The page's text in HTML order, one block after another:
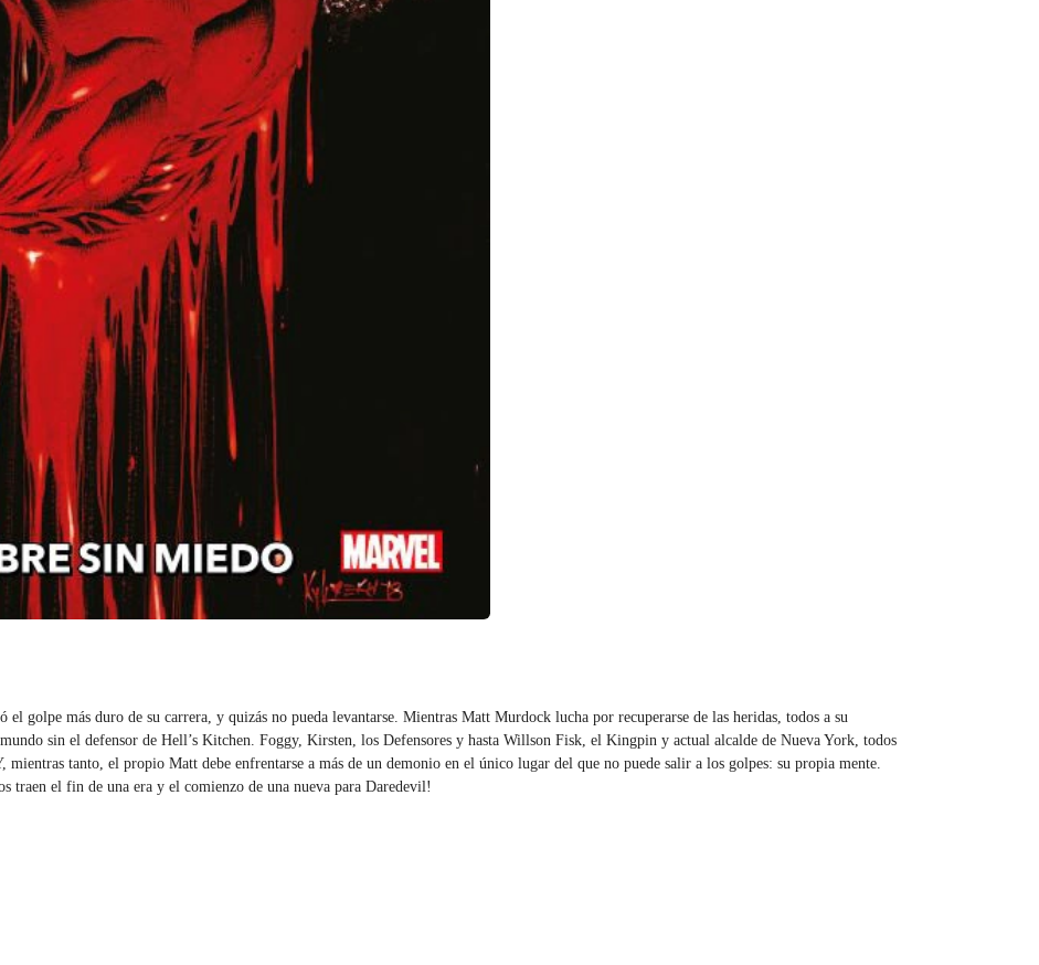
golpe más duro de su carrera, y quizás no pueda levantarse. Mientras Matt Murdock lucha por recuperarse de las heridas, todos a su
sin el defensor de Hell’s Kitchen. Foggy, Kirsten, los Defensores y hasta Willson Fisk, el Kingpin y actual alcalde de Nueva York, todos
mientras tanto, el propio Matt debe enfrentarse a más de un demonio en el único lugar del que no puede salir a los golpes: su propia mente.
traen el fin de una era y el comienzo de una nueva para Daredevil!